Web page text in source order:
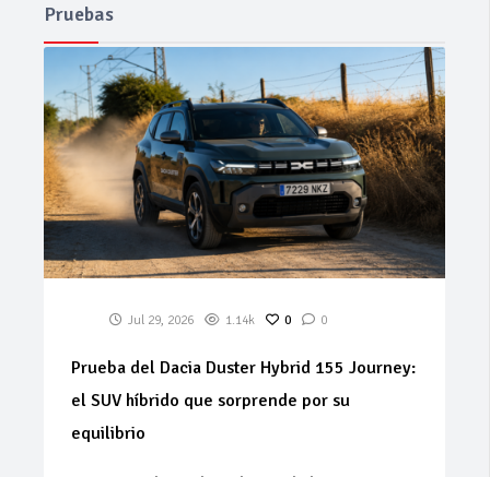
Pruebas
Jul 29, 2026 1.14k 0 0
Prueba del Dacia Duster Hybrid 155 Journey:
el SUV híbrido que sorprende por su
equilibrio